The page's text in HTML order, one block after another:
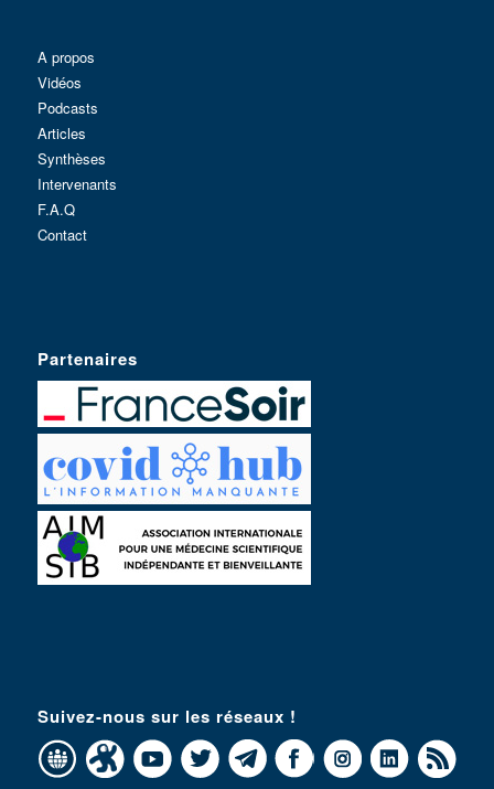
A propos
Vidéos
Podcasts
Articles
Synthèses
Intervenants
F.A.Q
Contact
Partenaires
Suivez-nous sur les réseaux !